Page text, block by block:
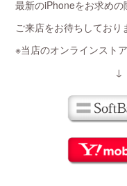
最新のiPhoneをお求めの
ご来店をお待ちしており
※当店のオンラインスト